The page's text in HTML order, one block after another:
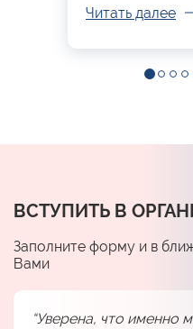
Читать далее
ВСТУПИТЬ В
Заполните форму и в
Вами
“Уверена, что именно